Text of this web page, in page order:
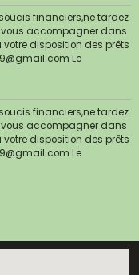
financiers,ne tardez
accompagner dans
disposition des prêts
Le
financiers,ne tardez
accompagner dans
disposition des prêts
Le